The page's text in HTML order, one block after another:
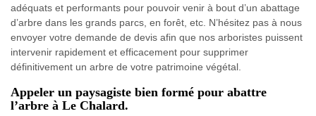
adéquats et performants pour pouvoir venir à bout d’un abattage
d’arbre dans les grands parcs, en forêt, etc. N’hésitez pas à nous
envoyer votre demande de devis afin que nos arboristes puissent
intervenir rapidement et efficacement pour supprimer
définitivement un arbre de votre patrimoine végétal.
Appeler un paysagiste bien formé pour abattre
l’arbre à Le Chalard.